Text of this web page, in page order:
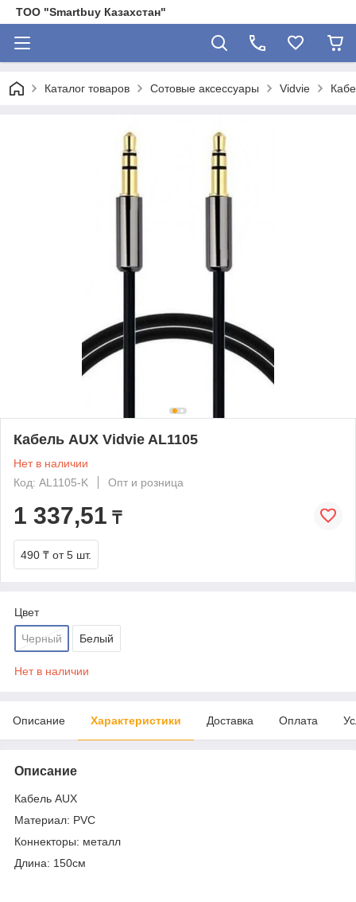
ТОО "Smartbuy Казахстан"
Каталог товаров Сотовые аксессуары Vidvie
Кабель AUX Vidvie AL1105
Нет в наличии
Код: AL1105-K
Опт и розница
1 337,51 ₸
490 ₸ от 5 шт.
Цвет
Черный Белый
Нет в наличии
Описание Характеристики Доставка Оплата
Описание
Кабель AUX
Материал: PVC
Коннекторы: металл
Длина: 150cм